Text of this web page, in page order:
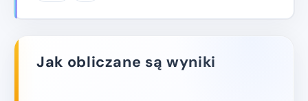
Jak obliczane są wyniki